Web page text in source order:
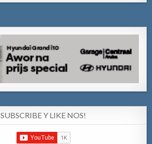
SUBSCRIBE Y LIKE NOS!